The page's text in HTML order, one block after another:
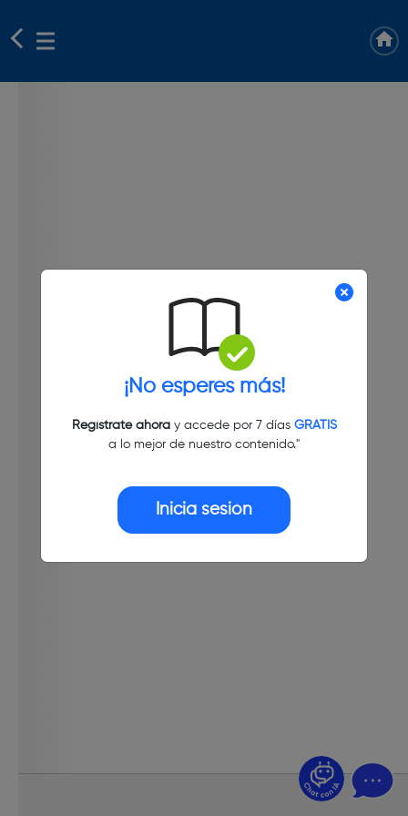
¡No esperes más!
Regístrate ahoray accede por 7 días GRATIS
a lo mejor de nuestro contenido."
Inicia sesión